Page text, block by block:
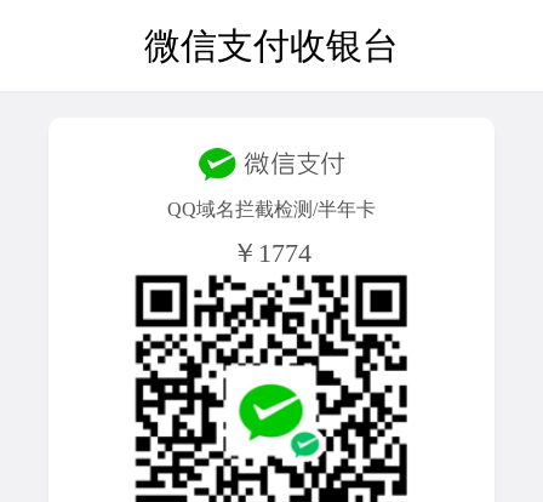
微信支付收银台
QQ域名拦截检测/半年卡
￥1774